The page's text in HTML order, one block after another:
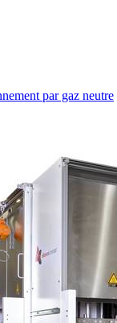
par gaz neutre